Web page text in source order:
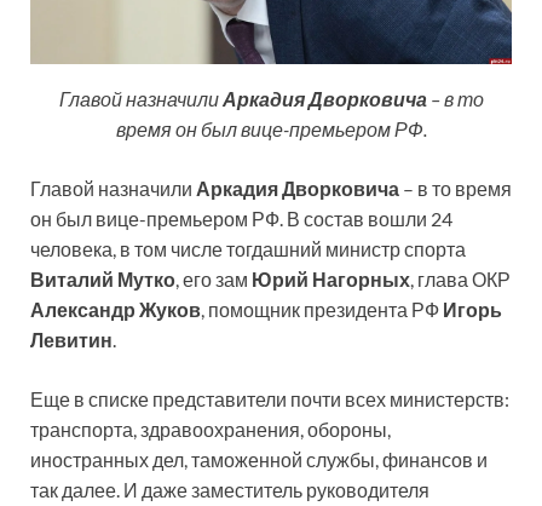
Главой назначили Аркадия Дворковича – в то
время он был вице-премьером РФ.
Главой назначили Аркадия Дворковича – в то время
он был вице-премьером РФ. В состав вошли 24
человека, в том числе тогдашний министр спорта
Виталий Мутко , его зам Юрий Нагорных , глава ОКР
Александр Жуков , помощник президента РФ Игорь
Левитин
Еще в списке представители почти всех министерств:
транспорта, здравоохранения, обороны,
иностранных дел, таможенной службы, финансов и
так далее. И даже заместитель руководителя